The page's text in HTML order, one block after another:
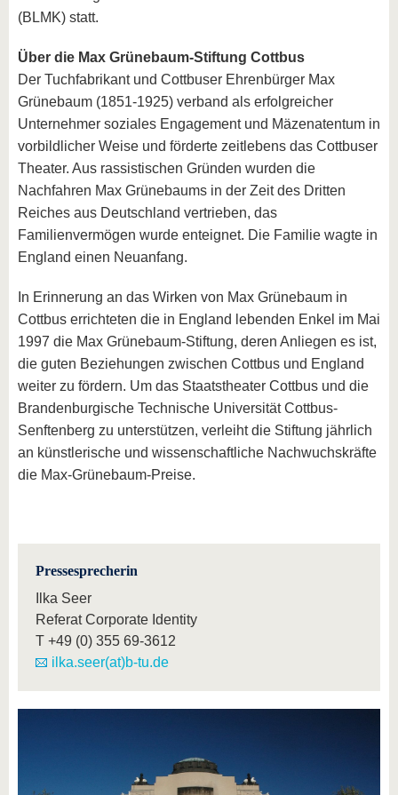
(BLMK) statt.
Über die Max Grünebaum-Stiftung Cottbus
Der Tuchfabrikant und Cottbuser Ehrenbürger Max
Grünebaum (1851-1925) verband als erfolgreicher
Unternehmer soziales Engagement und Mäzenatentum in
vorbildlicher Weise und förderte zeitlebens das Cottbuser
Theater. Aus rassistischen Gründen wurden die
Nachfahren Max Grünebaums in der Zeit des Dritten
Reiches aus Deutschland vertrieben, das
Familienvermögen wurde enteignet. Die Familie wagte in
England einen Neuanfang.
In Erinnerung an das Wirken von Max Grünebaum in
Cottbus errichteten die in England lebenden Enkel im Mai
1997 die Max Grünebaum-Stiftung, deren Anliegen es ist,
die guten Beziehungen zwischen Cottbus und England
weiter zu fördern. Um das Staatstheater Cottbus und die
Brandenburgische Technische Universität Cottbus-
Senftenberg zu unterstützen, verleiht die Stiftung jährlich
an künstlerische und wissenschaftliche Nachwuchskräfte
die Max-Grünebaum-Preise.
Pressesprecherin
Ilka Seer
Referat Corporate Identity
T +49 (0) 355 69-3612
ilka.seer(at)b-tu.de